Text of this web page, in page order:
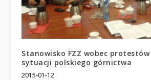
Stanowisko FZZ wobec
sytuacji polskiego górnictwa
2015-01-12